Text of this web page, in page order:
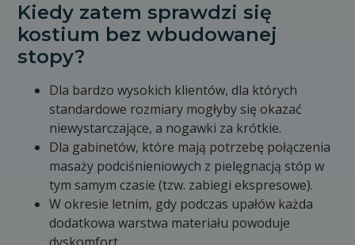
Kiedy zatem sprawdzi się
kostium bez wbudowanej
stopy?
Dla bardzo wysokich klientów, dla których
standardowe rozmiary mogłyby się okazać
niewystarczające, a nogawki za krótkie.
Dla gabinetów, które mają potrzebę połączenia
masaży podciśnieniowych z pielęgnacją stóp w
tym samym czasie (tzw. zabiegi ekspresowe).
W okresie letnim, gdy podczas upałów każda
dodatkowa warstwa materiału powoduje